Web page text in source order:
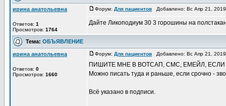
ирина анатольевна
Ответов: 1
Просмотров: 1764
Форум: Для пациентов Добавлено: Вс Апр 21,
Дайте Ликоподиум 30 3 горошины на
Тема: ОБЪЯВЛЕНИЕ
ирина анатольевна
Ответов: 0
Просмотров: 1660
Форум: Для пациентов Добавлено: Вс Апр 21,
ПИШИТЕ МНЕ В ВОТСАП, СМС, ЕМЕЙЛ,
Можно писать туда и раньше, если срочно -
Всё указано в подписи.